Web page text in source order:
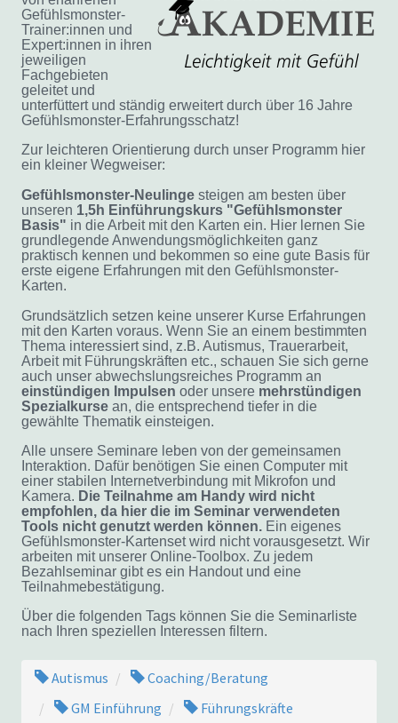
Gefühlsmonster-
Trainer:innen und
Expert:innen in ihren
jeweiligen
Fachgebieten
geleitet und
unterfüttert und ständig erweitert durch über 16 Jahre
Gefühlsmonster-Erfahrungsschatz!
Zur leichteren Orientierung durch unser Programm hier
ein kleiner Wegweiser:
Gefühlsmonster-Neulingesteigen am besten über
unseren 1,5h Einführungskurs "Gefühlsmonster
Basis" in die Arbeit mit den Karten ein. Hier lernen Sie
grundlegende Anwendungsmöglichkeiten ganz
praktisch kennen und bekommen so eine gute Basis für
erste eigene Erfahrungen mit den Gefühlsmonster-
Karten.
Grundsätzlich setzen keine unserer Kurse Erfahrungen
mit den Karten voraus. Wenn Sie an einem bestimmten
Thema interessiert sind, z.B. Autismus, Trauerarbeit,
Arbeit mit Führungskräften etc., schauen Sie sich gerne
auch unser abwechslungsreiches Programm an
einstündigen Impulsen oder unsere mehrstündigen
Spezialkursean, die entsprechend tiefer in die
gewählte Thematik einsteigen.
Alle unsere Seminare leben von der gemeinsamen
Interaktion. Dafür benötigen Sie einen Computer mit
einer stabilen Internetverbindung mit Mikrofon und
Kamera. Die Teilnahme am Handy wird nicht
empfohlen, da hier die im Seminar verwendeten
Tools nicht genutzt werden können.Ein eigenes
Gefühlsmonster-Kartenset wird nicht vorausgesetzt. Wir
arbeiten mit unserer Online-Toolbox. Zu jedem
Bezahlseminar gibt es ein Handout und eine
Teilnahmebestätigung.
Über die folgenden Tags können Sie die Seminarliste
nach Ihren speziellen Interessen filtern.
Autismus
Coaching/Beratung
GM Einführung
Führungskräfte